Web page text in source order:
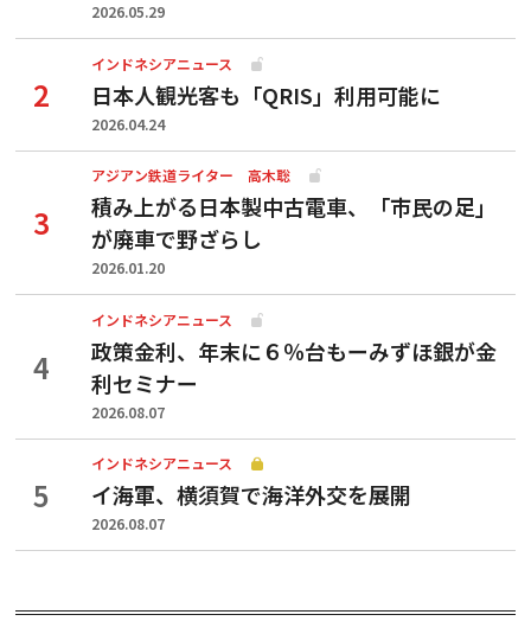
2026.05.29
インドネシアニュース
日本人観光客も「QRIS」利用可能に
2026.04.24
アジアン鉄道ライター 高木聡
積み上がる日本製中古電車、「市民の足」
が廃車で野ざらし
2026.01.20
インドネシアニュース
政策金利、年末に６％台もーみずほ銀が金
利セミナー
2026.08.07
インドネシアニュース
イ海軍、横須賀で海洋外交を展開
2026.08.07